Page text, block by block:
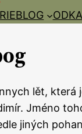
BLOG
lět, která
Jméno
jiných